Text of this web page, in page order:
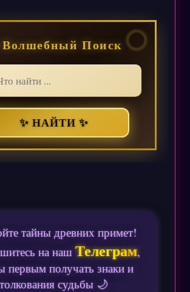
Волшебный Поиск
✨ НАЙТИ ✨
тайны древних примет!
на нашТелеграм,
первым получать знаки и
толкования судьбы 🌙